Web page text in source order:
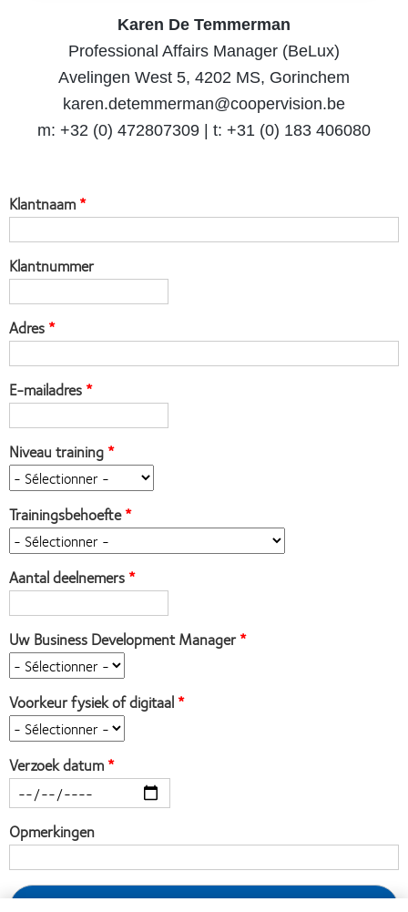
Karen De Temmerman
Professional Affairs Manager (BeLux)
Avelingen West 5, 4202 MS, Gorinchem
karen.detemmerman@coopervision.be
m: +32 (0) 472807309 | t: +31 (0) 183 406080
Klantnaam
Klantnummer
Adres
E-mailadres
Niveau training
Trainingsbehoefte
Aantal deelnemers
Uw Business Development Manager
Voorkeur fysiek of digitaal
Verzoek datum
Opmerkingen